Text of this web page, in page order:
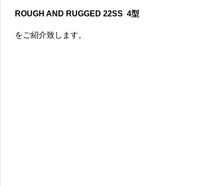
ROUGH AND RUGGED 22SS 4型
をご紹介致します。